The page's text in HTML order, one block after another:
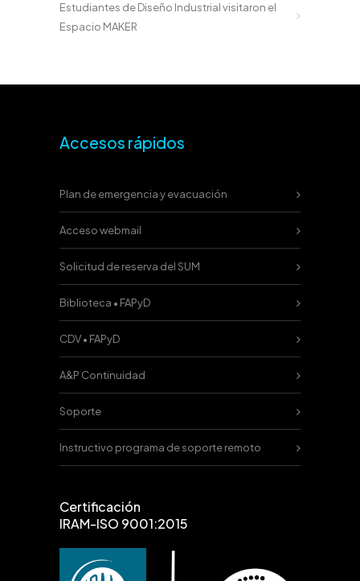
Estudiantes de Diseño Industrial visitaron el
Espacio MAKER
Accesos rápidos
Plan de emergencia y evacuación
Acceso webmail
Solicitud de reserva del SUM
Biblioteca • FAPyD
CDV • FAPyD
A&P Continuidad
Soporte
Instructivo programa de soporte remoto
Certificación
IRAM-ISO 9001:2015